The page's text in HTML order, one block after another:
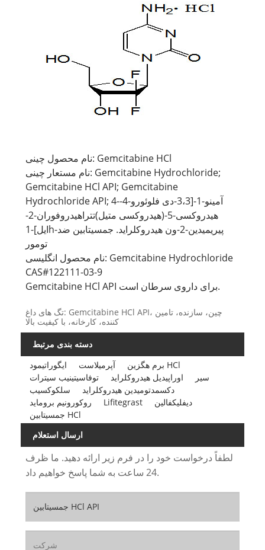
نام محصول چینی: Gemcitabine HCl
نام مستعار چینی: Gemcitabine Hydrochloride;
Gemcitabine HCl API; Gemcitabine
Hydrochloride API; 4-آمینو-1-[3،3-دی فلوئورو-4-
هیدروکسی-5-(هیدروکسی متیل)تتراهیدروفوران-2-
ایل]-1h-پیریمیدین-2-ون هیدروکلراید. جمسیتابین ضد
تومور
نام محصول انگلیسی: Gemcitabine Hydrochloride
CAS#122111-03-9
Gemcitabine HCl API برای داروی سرطان است.
تگ های داغ: Gemcitabine HCl API، چین، سازنده، تامین
کننده، کارخانه، با کیفیت بالا
دسته بندی مرتبط
ایگوراتیمود
آپرمیلاست
برم هگزین HCl
توفاسیتینیب سیترات
اوراپیدیل هیدروکلراید
سیر
سلکوکسیب
دکسمدتومیدین هیدروکلراید
روکورونیم بروماید
Lifitegrast
دیفلیکفالین
جمسیتابین HCl
ارسال استعلام
لطفاً درخواست خود را در فرم زیر ارائه دهید. ما ظرف
24 ساعت به شما پاسخ خواهیم داد.